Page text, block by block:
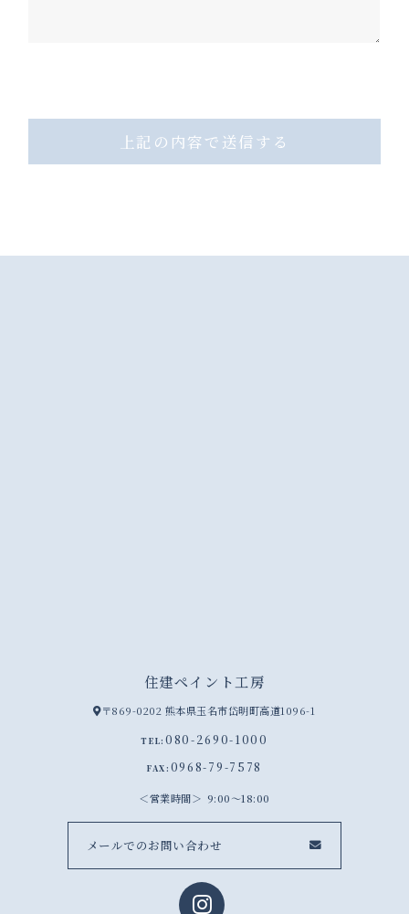
住建ペイント工房
〒869-0202 熊本県玉名市岱明町高道1096-1
TEL: 080-2690-1000
FAX: 0968-79-7578
営業時間 9:00～18:00
メールでのお問い合わせ